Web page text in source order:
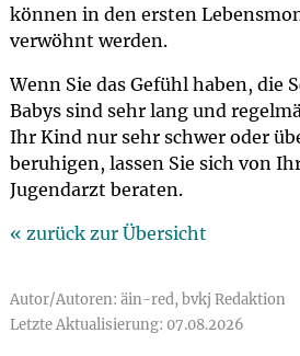
können in den ersten
verwöhnt werden.
Wenn Sie das Gefühl haben, die
Babys sind sehr lang und
Ihr Kind nur sehr schwer oder
beruhigen, lassen Sie sich von
Jugendarzt beraten.
« zurück zur Übersicht
Autor/Autoren: äin-red, bvkj Redaktion
Letzte Aktualisierung: 07.08.2026